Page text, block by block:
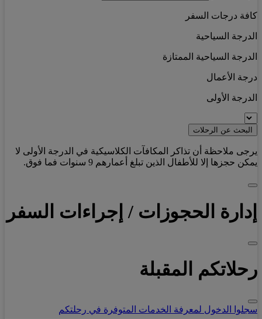
كافة درجات السفر
الدرجة السياحية
الدرجة السياحية الممتازة
درجة الأعمال
الدرجة الأولى
البحث عن الرحلات
يرجى ملاحظة أن تذاكر المكافآت الكلاسيكية في الدرجة الأولى لا
يمكن حجزها إلا للأطفال الذين تبلغ أعمارهم 9 سنوات فما فوق.
إدارة الحجوزات / إجراءات السفر
رحلاتكم المقبلة
سجلوا الدخول لمعرفة الخدمات المتوفرة في رحلتكم